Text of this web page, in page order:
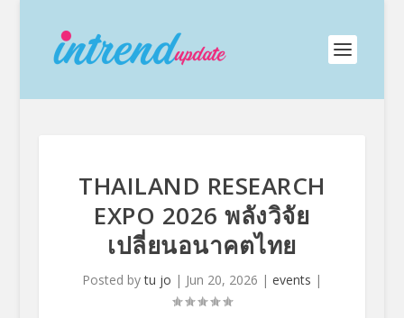
THAILAND RESEARCH
EXPO 2026 พลังวิจัย
เปลี่ยนอนาคตไทย
Posted bytu jo | Jun 20, 2026 | events |